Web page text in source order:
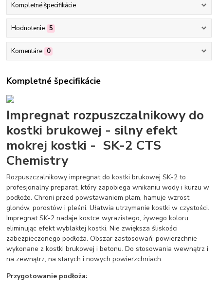
Kompletné špecifikácie
Hodnotenie 5
Komentáre 0
Kompletné špecifikácie
Impregnat rozpuszczalnikowy do
kostki brukowej - silny efekt
mokrej kostki - SK-2 CTS
Chemistry
Rozpuszczalnikowy impregnat do kostki brukowej SK-2 to
profesjonalny preparat, który zapobiega wnikaniu wody i kurzu w
podłoże. Chroni przed powstawaniem plam, hamuje wzrost
glonów, porostów i pleśni. Ułatwia utrzymanie kostki w czystości.
Impregnat SK-2 nadaje kostce wyrazistego, żywego koloru
eliminując efekt wyblakłej kostki. Nie zwiększa śliskości
zabezpieczonego podłoża. Obszar zastosowań: powierzchnie
wykonane z kostki brukowej i betonu. Do stosowania wewnątrz i
na zewnątrz, na starych i nowych powierzchniach.
Przygotowanie podłoża: